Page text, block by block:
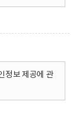
정보 제공에 관